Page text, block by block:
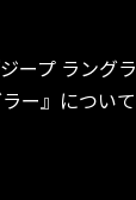
ープ ラングラ
ー』につい